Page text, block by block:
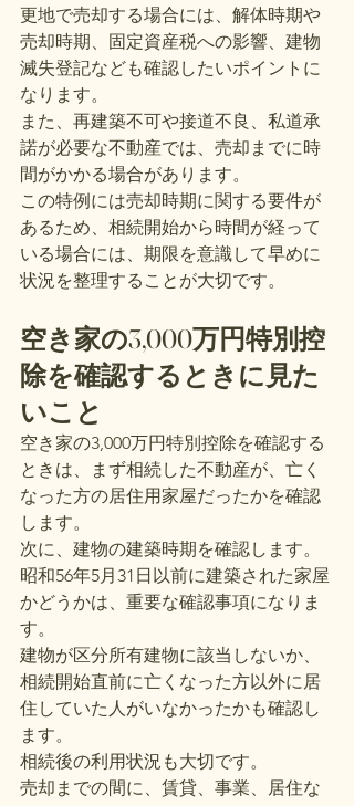
更地で売却する場合には、解体時期や
売却時期、固定資産税への影響、建物
滅失登記なども確認したいポイントに
なります。
また、再建築不可や接道不良、私道承
諾が必要な不動産では、売却までに時
間がかかる場合があります。
この特例には売却時期に関する要件が
あるため、相続開始から時間が経って
いる場合には、期限を意識して早めに
状況を整理することが大切です。
空き家の3,000万円特別控
除を確認するときに見た
いこと
空き家の3,000万円特別控除を確認する
ときは、まず相続した不動産が、亡く
なった方の居住用家屋だったかを確認
します。
次に、建物の建築時期を確認します。
昭和56年5月31日以前に建築された家屋
かどうかは、重要な確認事項になりま
す。
建物が区分所有建物に該当しないか、
相続開始直前に亡くなった方以外に居
住していた人がいなかったかも確認し
ます。
相続後の利用状況も大切です。
売却までの間に、賃貸、事業、居住な